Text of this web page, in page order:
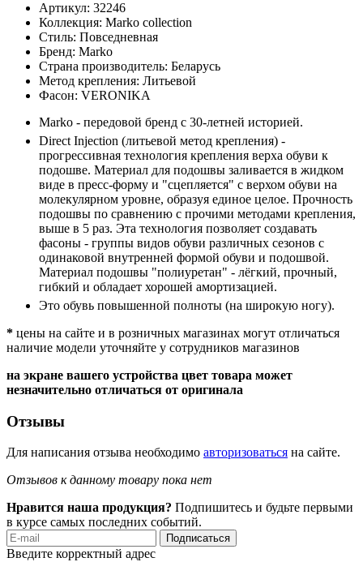
Артикул: 32246
Коллекция: Marko collection
Стиль: Повседневная
Бренд: Marko
Страна производитель: Беларусь
Метод крепления: Литьевой
Фасон: VERONIKA
Marko - передовой бренд с 30-летней историей.
Direct Injection (литьевой метод крепления) -
прогрессивная технология крепления верха обуви к
подошве. Материал для подошвы заливается в жидком
виде в пресс-форму и "сцепляется" с верхом обуви на
молекулярном уровне, образуя единое целое. Прочность
подошвы по сравнению с прочими методами крепления,
выше в 5 раз. Эта технология позволяет создавать
фасоны - группы видов обуви различных сезонов с
одинаковой внутренней формой обуви и подошвой.
Материал подошвы "полиуретан" - лёгкий, прочный,
гибкий и обладает хорошей амортизацией.
Это обувь повышенной полноты (на широкую ногу).
* цены на сайте и в розничных магазинах могут отличаться
наличие модели уточняйте у сотрудников магазинов
на экране вашего устройства цвет товара может
незначительно отличаться от оригинала
Отзывы
Для написания отзыва необходимо авторизоваться на сайте.
Отзывов к данному товару пока нет
Нравится наша продукция? Подпишитесь и будьте первыми
в курсе самых последних событий.
Подписаться
Введите корректный адрес